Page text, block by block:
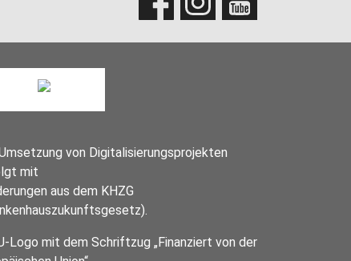
von Digitalisierungsprojekten
mit
aus dem KHZG